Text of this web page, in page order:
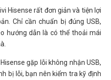
Hisense rất đơn giản và tiện lợi
Chỉ cần chuẩn bị đúng USB,
hướng dẫn là có thể thoải mái
gặp lỗi không nhận USB,
bị lỗi, bạn nên kiểm tra kỹ định